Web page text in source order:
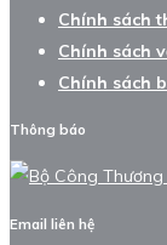
Chính sách
Chính sách
Chính sách
Thông báo
Email liên hệ